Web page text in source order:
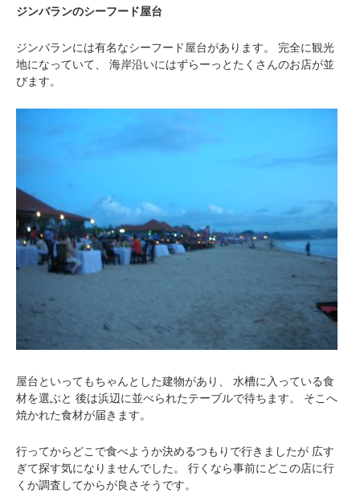
ジンバランのシーフード屋台
ジンバランには有名なシーフード屋台があります。
完全に観光
地になっていて、
海岸沿いにはずらーっとたくさんのお店が並
びます。
屋台といってもちゃんとした建物があり、
水槽に入っている食
材を選ぶと 後は浜辺に並べられたテーブルで待ちます。
そこへ
焼かれた食材が届きます。
行ってからどこで食べようか決めるつもりで行きましたが 広す
ぎて探す気になりませんでした。
行くなら事前にどこの店に行
くか調査してからが良さそうです。